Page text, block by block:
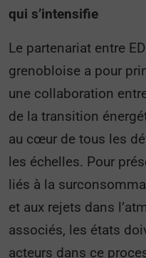
qui s’intensifie
Le partenariat entre
grenobloise a pour
une collaboration
de la transition
au cœur de tous les
les échelles. Pour
liés à la
et aux rejets dans
associés, les états
acteurs dans ce